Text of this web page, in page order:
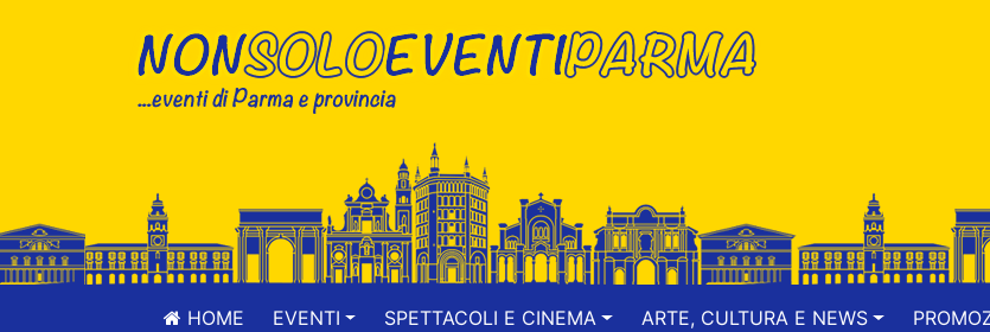
HOME EVENTI SPETTACOLI E CINEMA ARTE, CULTURA E NEWS